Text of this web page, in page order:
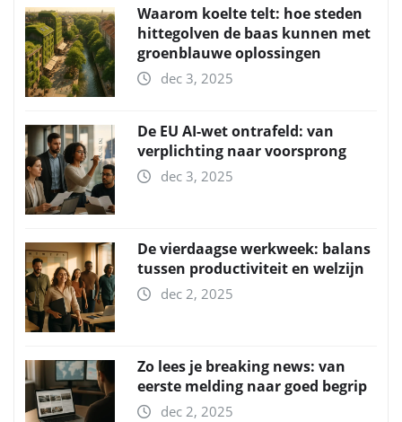
Waarom koelte telt: hoe steden
hittegolven de baas kunnen met
groenblauwe oplossingen
dec 3, 2025
De EU AI-wet ontrafeld: van
verplichting naar voorsprong
dec 3, 2025
De vierdaagse werkweek: balans
tussen productiviteit en welzijn
dec 2, 2025
Zo lees je breaking news: van
eerste melding naar goed begrip
dec 2, 2025